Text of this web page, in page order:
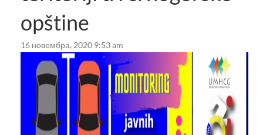
opštine
16 новембра, 2020 9:53 am